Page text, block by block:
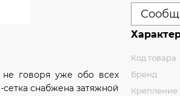
не говоря уже обо всех
снабжена затяжной
Код товара
Бренд
Крепление